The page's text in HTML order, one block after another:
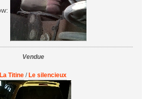
Vendue
La Titine / Le silencieux